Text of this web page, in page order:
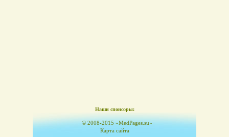
Наши спонсоры:
© 2008-2015 «MedPages.su»
Карта сайта